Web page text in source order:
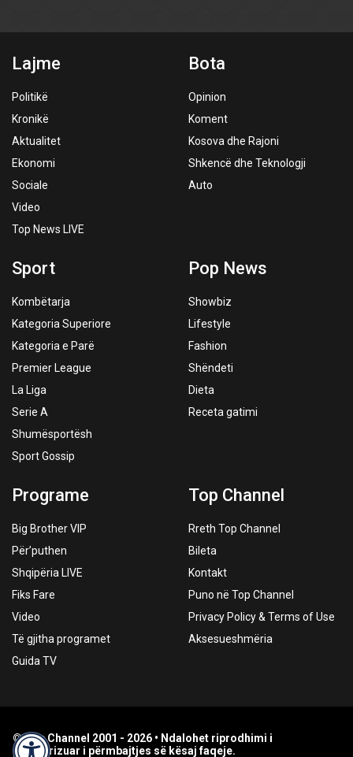
Lajme
Politikë
Kronikë
Aktualitet
Ekonomi
Sociale
Video
Top News LIVE
Bota
Opinion
Koment
Kosova dhe Rajoni
Shkencë dhe Teknologji
Auto
Sport
Kombëtarja
Kategoria Superiore
Kategoria e Parë
Premier League
La Liga
Serie A
Shumësportësh
Sport Gossip
Pop News
Showbiz
Lifestyle
Fashion
Shëndeti
Dieta
Receta gatimi
Programe
Big Brother VIP
Për’puthen
Shqipëria LIVE
Fiks Fare
Video
Të gjitha programet
Guida TV
Top Channel
Rreth Top Channel
Bileta
Kontakt
Puno në Top Channel
Privacy Policy & Terms of Use
Aksesueshmëria
© Top Channel 2001 - 2026 • Ndalohet riprodhimi i
paautorizuar i përmbajtjes së kësaj faqeje.